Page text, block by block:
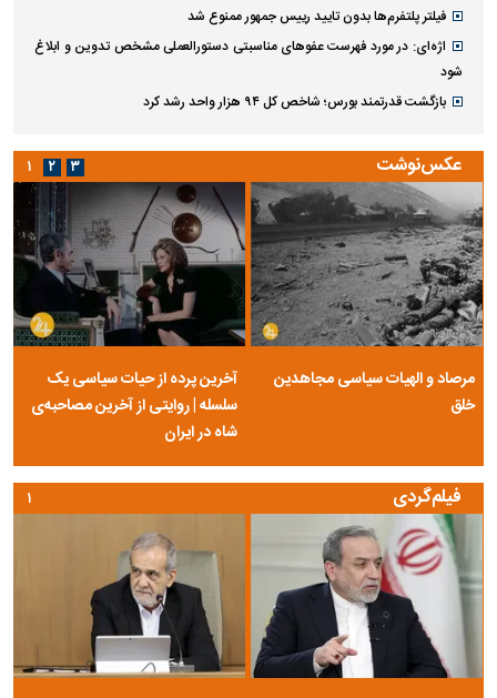
فیلتر پلتفرم‌ها بدون تایید رییس جمهور ممنوع شد
اژه‌ای: در مورد فهرست عفو‌های مناسبتی دستورالعملی مشخص تدوین و ابلاغ
شود
بازگشت قدرتمند بورس؛ شاخص کل ۹۴ هزار واحد رشد کرد
عکس‌نوشت
مرصاد و الهیات سیاسی مجاهدین
خلق
آخرین پرده از حیات سیاسی یک
سلسله | روایتی از آخرین مصاحبه‌ی
شاه در ایران
۱ ۲ ۳
فیلم‌گردی ۱